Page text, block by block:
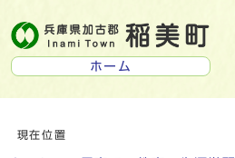
ホーム
現在位置